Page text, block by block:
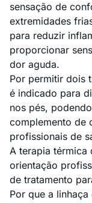
sensação de
extremidades
para reduzir
proporcionar
dor aguda.
Por permitir dois
é indicado para
nos pés,
complemento de
profissionais de
A terapia térmica
orientação
de tratamento
Por que a